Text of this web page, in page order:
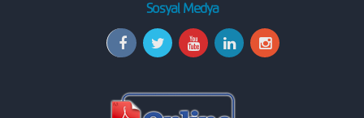
Sosyal Medya